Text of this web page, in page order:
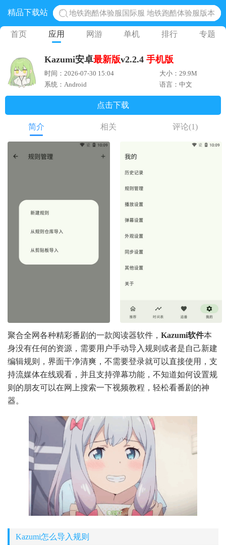
精品下载站
地铁跑酷体验服国际服 地铁跑酷体验服版本
网易光遇手游正版 点亮星空共庆周年
蛋仔派对下载 蛋仔派对体验服
奥特曼王者传奇 正版奥特曼游戏
首页 应用 网游 单机 排行 专题
Kazumi安卓最新版v2.2.4 手机版
时间：2026-07-30 15:04
大小：29.9M
系统：Android
语言：中文
点击下载
简介 相关 评论(1)
聚合全网各种精彩番剧的一款阅读器软件， Kazumi软件本
身没有任何的资源，需要用户手动导入规则或者是自己新建
编辑规则，界面干净清爽，不需要登录就可以直接使用，支
持流媒体在线观看，并且支持弹幕功能，不知道如何设置规
则的朋友可以在网上搜索一下视频教程，轻松看番剧的神
器。
Kazumi怎么导入规则